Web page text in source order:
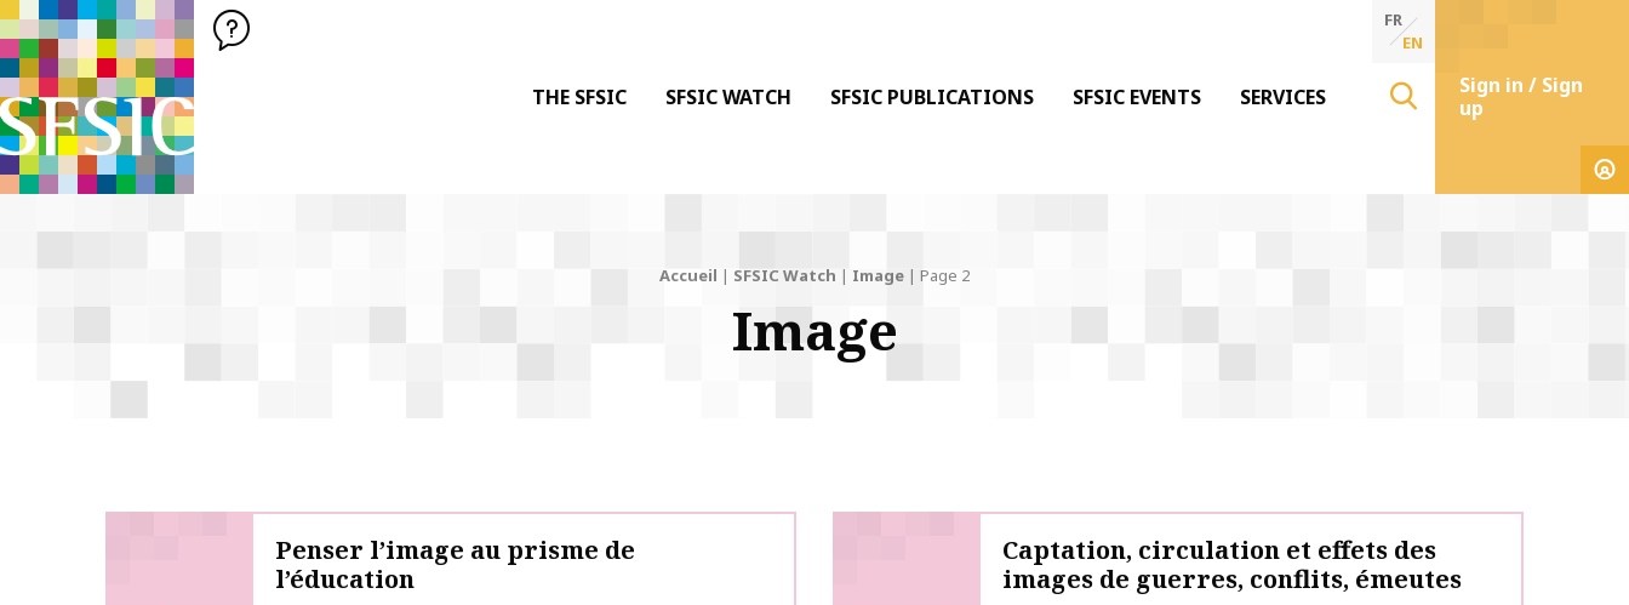
SFSIC SOCIÉTÉ FRANÇAISE DES SCIENCES DE L'INFORMATION & DE LA COMMUNICATION
Société Française des Sciences de l'Information & de la Communication
THE SFSIC SFSIC WATCH SFSIC PUBLICATIONS SFSIC EVENTS SERVICES
FR
EN
Sign in / Sign
up
Accueil | SFSIC Watch | Image | Page 2
Image
Penser l’image au prisme de
l’éducation
Captation, circulation et effets des
images de guerres, conflits, émeutes